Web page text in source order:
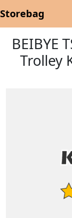
Storebag
BEIBYE
Trolley